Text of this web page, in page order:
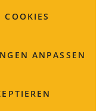
COOKIES
ANPASSEN
de